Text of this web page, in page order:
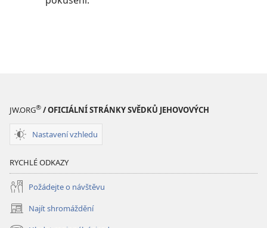
JW.ORG® / OFICIÁLNÍ STRÁNKY SVĚDKŮ JEHOVOVÝCH
Nastavení vzhledu
RYCHLÉ ODKAZY
Požádejte o návštěvu
Najít shromáždění
(otevřeno
nové